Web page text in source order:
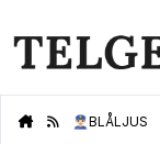
👮🏻‍♂️BLÅLJUS